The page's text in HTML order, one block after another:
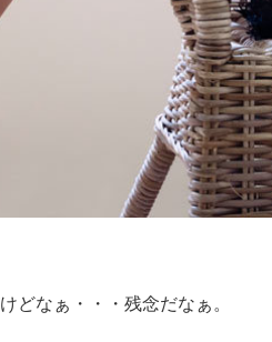
どなぁ・・・残念だなぁ。